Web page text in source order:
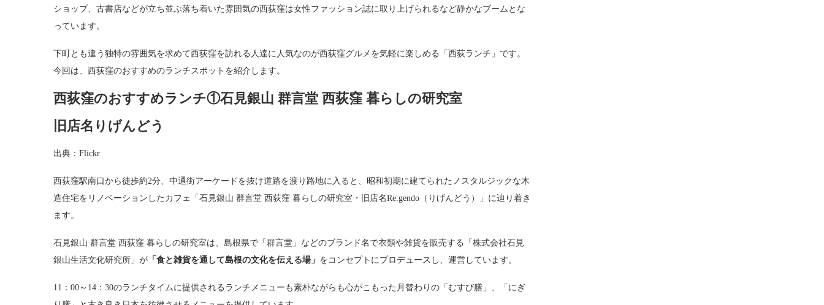
ショップ、古書店などが立ち並ぶ落ち着いた雰囲気の西荻窪は女性ファッション誌に取り上げられるなど静かなブームとな
っています。
下町とも違う独特の雰囲気を求めて西荻窪を訪れる人達に人気なのが西荻窪グルメを気軽に楽しめる「西荻ランチ」です。
今回は、西荻窪のおすすめのランチスポットを紹介します。
西荻窪のおすすめランチ①石見銀山 群言堂 西荻窪 暮らしの研究室
旧店名りげんどう
出典：Flickr
西荻窪駅南口から徒歩約2分、中通街アーケードを抜け道路を渡り路地に入ると、昭和初期に建てられたノスタルジックな木
造住宅をリノベーションしたカフェ「石見銀山 群言堂 西荻窪 暮らしの研究室・旧店名Re:gendo（りげんどう）」に辿り着き
ます。
石見銀山 群言堂 西荻窪 暮らしの研究室は、島根県で「群言堂」などのブランド名で衣類や雑貨を販売する「株式会社石見
銀山生活文化研究所」が 「食と雑貨を通して島根の文化を伝える場」 をコンセプトにプロデュースし、運営しています。
11：00～14：30のランチタイムに提供されるランチメニューも素朴ながらも心がこもった月替わりの「むすび膳」、「にぎ